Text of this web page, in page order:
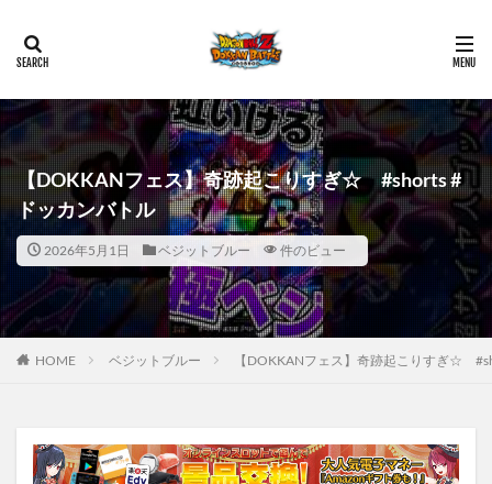
【DOKKANフェス】奇跡起こりすぎ☆ #shorts #
ドッカンバトル
2026年5月1日 ベジットブルー 件のビュー
HOME ベジットブルー 【DOKKANフェス】奇跡起こりすぎ☆